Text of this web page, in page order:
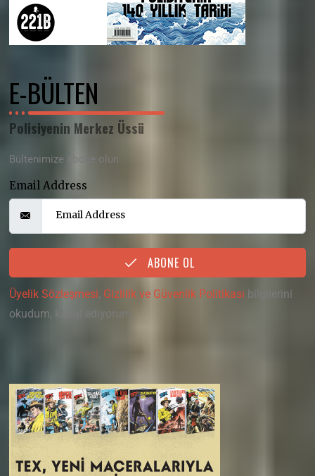
E-BÜLTEN
Polisiyenin Merkez Üssü
Bültenimize abone olun
Email Address
ABONE OL
Üyelik Sözleşmesi, Gizlilik ve Güvenlik Politikası bilgilerini
okudum, kabul ediyorum.